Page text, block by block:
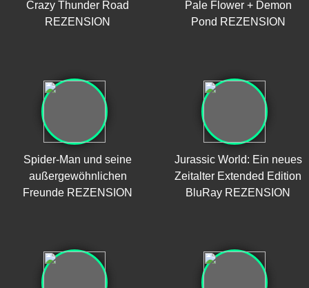
Crazy Thunder Road
REZENSION
Pale Flower + Demon
Pond REZENSION
Spider-Man und seine
außergewöhnlichen
Freunde REZENSION
Jurassic World: Ein neues
Zeitalter Extended Edition
BluRay REZENSION